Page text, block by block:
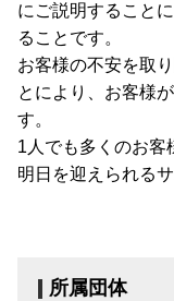
にご説明すること
ることです。
お客様の不安を取
とにより、お客様
す。
1人でも多くのお客
明日を迎えられる
所属団体